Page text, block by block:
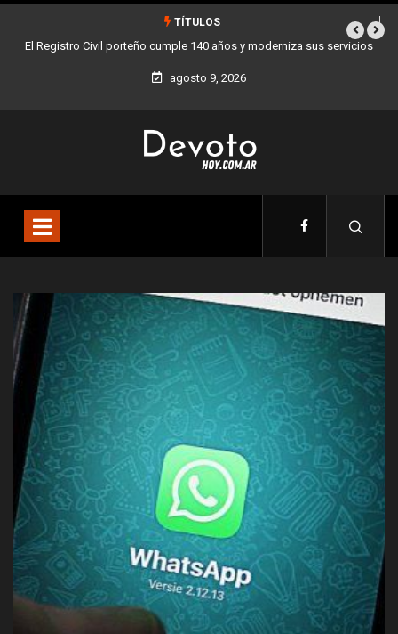
TÍTULOS
cumple 140 años y moderniza sus servicios Buenos Aires sumó 12
agosto 9, 2026